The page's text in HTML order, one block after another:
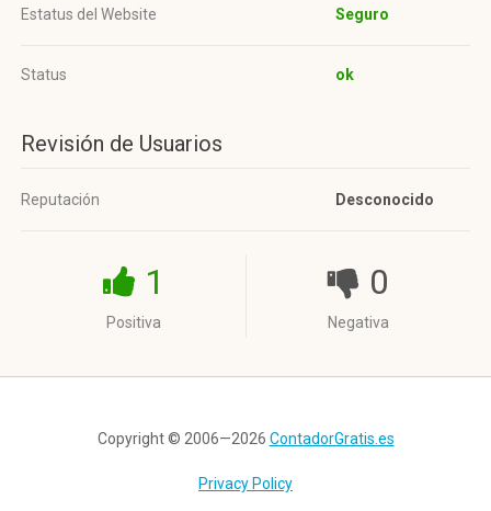
Estatus del Website Seguro
Status ok
Revisión de Usuarios
Reputación Desconocido
1
Positiva
0
Negativa
Copyright © 2006—2026 ContadorGratis.es
Privacy Policy